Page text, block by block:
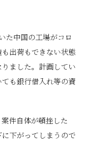
た中国の工場がコロ
出荷もできない状態
ました。計画してい
も銀行借入れ等の資
件自体が頓挫した
下がってしまうので